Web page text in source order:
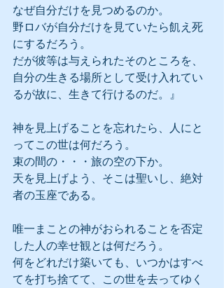
なぜ自分だけを見つめるのか。
野ロバが自分だけを見ていたら飢え死
にするだろう。
だが彼等は与えられたそのところを、
自分の生きる場所として受け入れてい
るが故に、生きて行けるのだ。』
神を見上げることを忘れたら、人にと
ってこの世は何だろう。
束の間の・・・旅の空の下か。
天を見上げよう、そこは聖いし、絶対
者の玉座である。
唯一まことの神がおられることを否定
した人の幸せ観とは何だろう。
何をどれだけ築いても、いつかはすべ
てを打ち捨てて、この世を去ってゆく